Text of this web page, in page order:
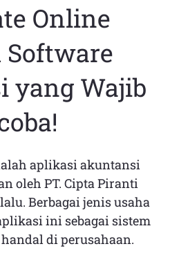
Online
Software
yang Wajib
aplikasi akuntansi
oleh PT. Cipta Piranti
Berbagai jenis usaha
ini sebagai sistem
di perusahaan.